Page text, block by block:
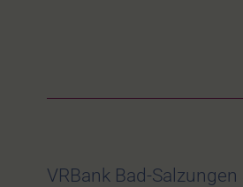
VRBank Bad-